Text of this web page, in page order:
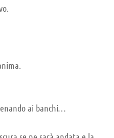
ai banchi…